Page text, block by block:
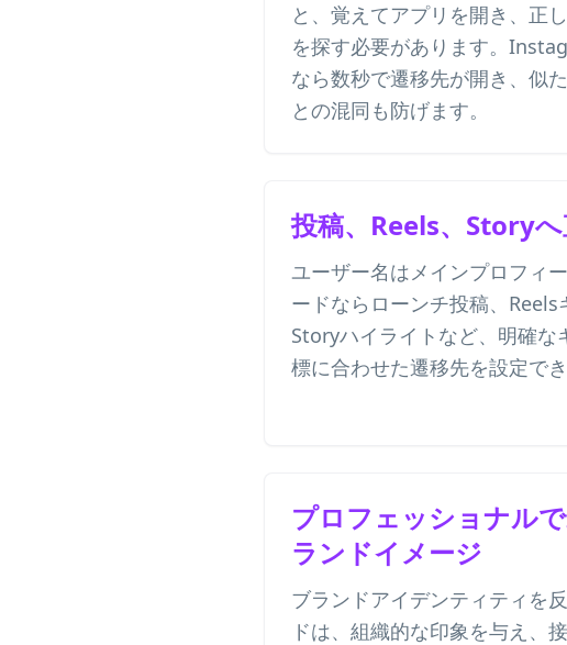
と、覚えてアプリを開き、正
を探す必要があります。
なら数秒で遷移先が開き、似
との混同も防げます。
投稿、Reels、Story
ユーザー名はメインプロフィ
ードならローンチ投稿、Reels
Storyハイライトなど、明確な
標に合わせた遷移先を設定でき
プロフェッショナル
ランドイメージ
ブランドアイデンティティを
ドは、組織的な印象を与え、